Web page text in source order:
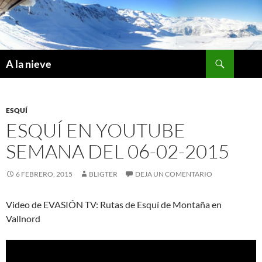
Saltar
al
contenido
A la nieve
ESQUÍ
ESQUÍ EN YOUTUBE
SEMANA DEL 06-02-2015
6 FEBRERO, 2015 BLIGTER DEJA UN COMENTARIO
Video de EVASIÓN TV: Rutas de Esquí de Montaña en
Vallnord